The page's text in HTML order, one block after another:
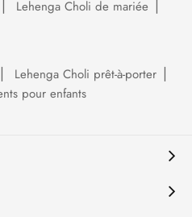
Lehenga Choli de mariée
Lehenga Choli prêt-à-porter
pour enfants